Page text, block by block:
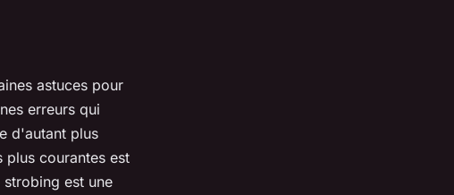
astuces pour
erreurs qui
d'autant plus
plus courantes est
est une